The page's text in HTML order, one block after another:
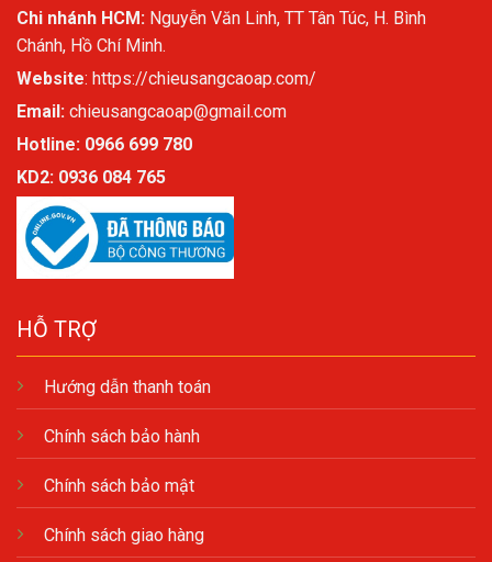
Chi nhánh HCM: Nguyễn Văn Linh, TT Tân Túc, H. Bình
Chánh, Hồ Chí Minh.
Website: https://chieusangcaoap.com/
Email: chieusangcaoap@gmail.com
Hotline: 0966 699 780
KD2: 0936 084 765
HỖ TRỢ
Hướng dẫn thanh toán
Chính sách bảo hành
Chính sách bảo mật
Chính sách giao hàng